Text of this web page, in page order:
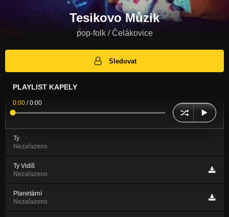
Tesikovo Můzik
pop-folk / Čelákovice
Sledovat
PLAYLIST KAPELY
0:00 /0:00
Ty
Nezařazeno
Ty Vidíš
Nezařazeno
Planetární
Nezařazeno